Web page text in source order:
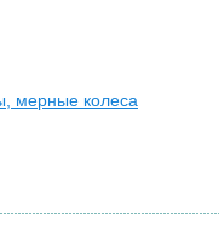
мерные колеса